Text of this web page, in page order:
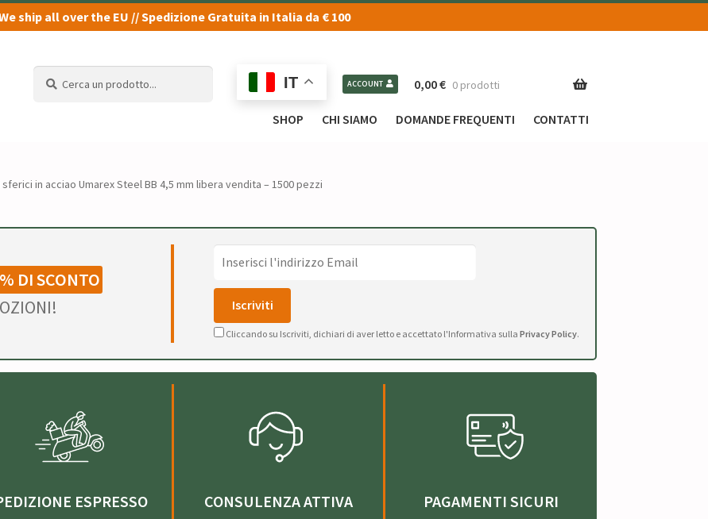
ship all over the EU // Spedizione Gratuita in Italia da € 100
IT ACCOUNT 0,00€ 0 prodotti
SHOP CHI SIAMO DOMANDE FREQUENTI CONTATTI
sferici in acciao Umarex Steel BB 4,5 mm libera vendita – 1500 pezzi
DI SCONTO
Cliccando su Iscriviti, dichiari di aver letto e accettato l'Informativa sulla Privacy Policy.
ESPRESSO CONSULENZA ATTIVA PAGAMENTI SICURI